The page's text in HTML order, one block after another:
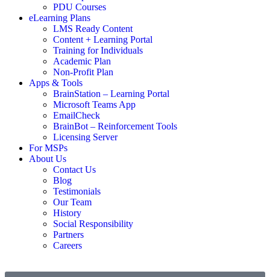
PDU Courses
eLearning Plans
LMS Ready Content
Content + Learning Portal
Training for Individuals
Academic Plan
Non-Profit Plan
Apps & Tools
BrainStation – Learning Portal
Microsoft Teams App
EmailCheck
BrainBot – Reinforcement Tools
Licensing Server
For MSPs
About Us
Contact Us
Blog
Testimonials
Our Team
History
Social Responsibility
Partners
Careers